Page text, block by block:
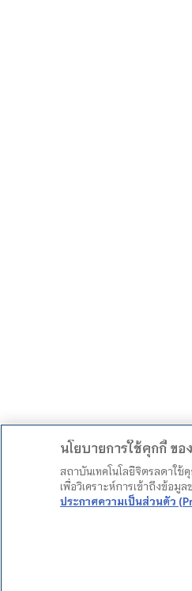
นโยบายการใช้คุกกี้ ขอ
สถาบันเทคโนโลยีจิตรลดาใช้
เพื่อวิเคราะห์การเข้าถึงข้อมู
ประกาศความเป็นส่วนตัว